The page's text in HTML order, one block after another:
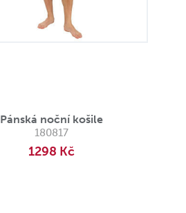
Pánská noční košile
180817
1298 Kč